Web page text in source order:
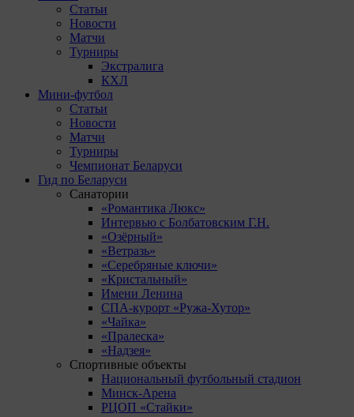
Статьи
Новости
Матчи
Турниры
Экстралига
КХЛ
Мини-футбол
Статьи
Новости
Матчи
Турниры
Чемпионат Беларуси
Гид по Беларуси
Санатории
«Романтика Люкс»
Интервью с Болбатовским Г.Н.
«Озёрный»
«Ветразь»
«Серебряные ключи»
«Кристальный»
Имени Ленина
СПА-курорт «Ружа-Хутор»
«Чайка»
«Пралеска»
«Надзея»
Спортивные объекты
Национальный футбольный стадион
Минск-Арена
РЦОП «Стайки»